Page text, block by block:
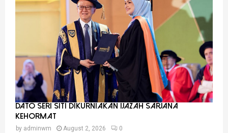
Dato Seri Siti Dikurniakan Ijazah Sarjana
Kehormat
by adminwm August 2, 2026 0